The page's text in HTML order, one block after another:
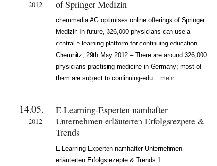
2012 of Springer Medizin
chemmedia AG optimises online offerings of Springer
Medizin In future, 326,000 physicians can use a
central e-learning platform for continuing education
Chemnitz, 29th May 2012 – There are around 326,000
physicians practising medicine in Germany; most of
them are subject to continuing-edu... mehr
14.05.
2012
E-Learning-Experten namhafter
Unternehmen erläuterten Erfolgsrezpete &
Trends
E-Learning-Experten namhafter Unternehmen
erläuterten Erfolgsrezepte & Trends 1.